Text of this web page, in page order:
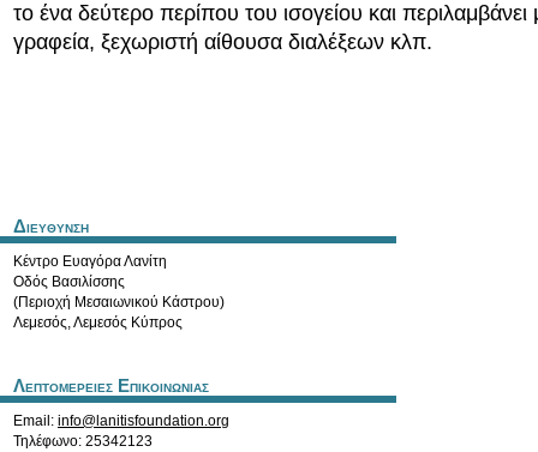
το ένα δεύτερο περίπου του ισογείου και
γραφεία, ξεχωριστή αίθουσα διαλέξεων κλπ.
Διευθυνση
Κέντρο Ευαγόρα Λανίτη
Οδός Βασιλίσσης
(Περιοχή Μεσαιωνικού Κάστρου)
Λεμεσός,Λεμεσός Κύπρος
Λεπτομερειες Επικοινωνιας
Email: info@lanitisfoundation.org
Τηλέφωνο: 25342123